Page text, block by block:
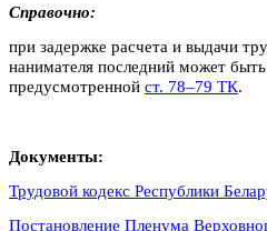
Справочно:
при задержке расчета и выдачи
нанимателя последний может
предусмотренной ст. 78–79 ТК.
Документы:
Трудовой кодекс Республики
Постановление Пленума